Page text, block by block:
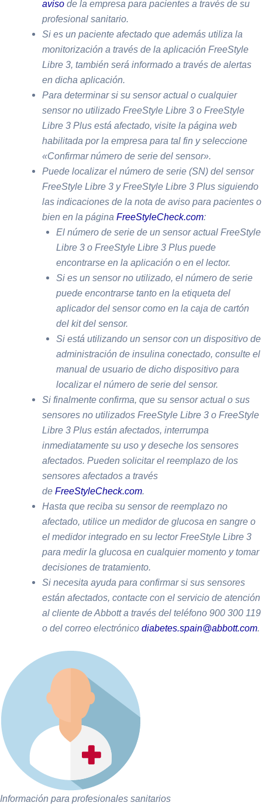
aviso de la empresa para pacientes a través de su
profesional sanitario.
Si es un paciente afectado que además utiliza la
monitorización a través de la aplicación FreeStyle
Libre 3, también será informado a través de alertas
en dicha aplicación.
Para determinar si su sensor actual o cualquier
sensor no utilizado FreeStyle Libre 3 o FreeStyle
Libre 3 Plus está afectado, visite la página web
habilitada por la empresa para tal fin y seleccione
«Confirmar número de serie del sensor».
Puede localizar el número de serie (SN) del sensor
FreeStyle Libre 3 y FreeStyle Libre 3 Plus siguiendo
las indicaciones de la nota de aviso para pacientes o
bien en la página FreeStyleCheck.com:
El número de serie de un sensor actual FreeStyle
Libre 3 o FreeStyle Libre 3 Plus puede
encontrarse en la aplicación o en el lector.
Si es un sensor no utilizado, el número de serie
puede encontrarse tanto en la etiqueta del
aplicador del sensor como en la caja de cartón
del kit del sensor.
Si está utilizando un sensor con un dispositivo de
administración de insulina conectado, consulte el
manual de usuario de dicho dispositivo para
localizar el número de serie del sensor.
Si finalmente confirma, que su sensor actual o sus
sensores no utilizados FreeStyle Libre 3 o FreeStyle
Libre 3 Plus están afectados, interrumpa
inmediatamente su uso y deseche los sensores
afectados. Pueden solicitar el reemplazo de los
sensores afectados a través
de FreeStyleCheck.com.
Hasta que reciba su sensor de reemplazo no
afectado, utilice un medidor de glucosa en sangre o
el medidor integrado en su lector FreeStyle Libre 3
para medir la glucosa en cualquier momento y tomar
decisiones de tratamiento.
Si necesita ayuda para confirmar si sus sensores
están afectados, contacte con el servicio de atención
al cliente de Abbott a través del teléfono 900 300 119
o del correo electrónico diabetes.spain@abbott.com.
Información para profesionales sanitarios